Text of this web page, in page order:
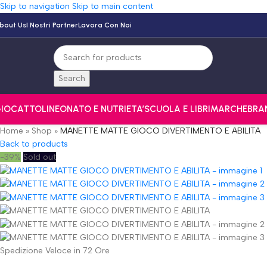
Skip to navigation Skip to main content
UsI Nostri PartnerLavora Con Noi
Search
NEONATO E NUTRIETA’SCUOLA E LIBRIMARCHE
Home » Shop » MANETTE MATTE GIOCO DIVERTIMENTO E ABILITA
Back to products
-39% Sold out
Spedizione Veloce in 72 Ore